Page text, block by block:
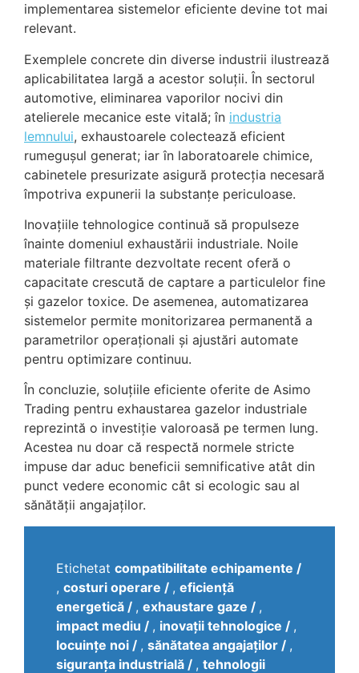
implementarea sistemelor eficiente devine tot mai
relevant.
Exemplele concrete din diverse industrii ilustrează
aplicabilitatea largă a acestor soluții. În sectorul
automotive, eliminarea vaporilor nocivi din
atelierele mecanice este vitală; în industria
lemnului, exhaustoarele colectează eficient
rumegușul generat; iar în laboratoarele chimice,
cabinetele presurizate asigură protecția necesară
împotriva expunerii la substanțe periculoase.
Inovațiile tehnologice continuă să propulseze
înainte domeniul exhaustării industriale. Noile
materiale filtrante dezvoltate recent oferă o
capacitate crescută de captare a particulelor fine
și gazelor toxice. De asemenea, automatizarea
sistemelor permite monitorizarea permanentă a
parametrilor operaționali și ajustări automate
pentru optimizare continuu.
În concluzie, soluțiile eficiente oferite de Asimo
Trading pentru exhaustarea gazelor industriale
reprezintă o investiție valoroasă pe termen lung.
Acestea nu doar că respectă normele stricte
impuse dar aduc beneficii semnificative atât din
punct vedere economic cât si ecologic sau al
sănătății angajaților.
Etichetat compatibilitate echipamente
, costuri operare , eficiență
energetică
, exhaustare gaze
,
impact mediu
, inovații tehnologice
,
locuințe noi
, sănătatea angajaților
,
siguranța industrială
, tehnologii